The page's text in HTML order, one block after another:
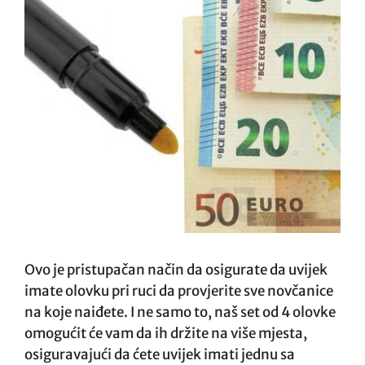
Ovo je pristupačan način da osigurate da uvijek
imate olovku pri ruci da provjerite sve novčanice
na koje naiđete. I ne samo to, naš set od 4 olovke
omogućit će vam da ih držite na više mjesta,
osiguravajući da ćete uvijek imati jednu sa